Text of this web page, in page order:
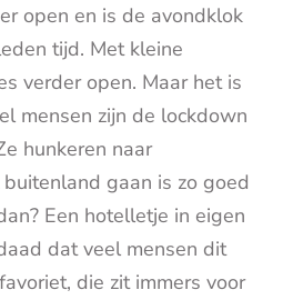
open en is de avondklok
tijd. Met kleine
verder open. Maar het is
mensen zijn de lockdown
hunkeren naar
gaan is zo goed
Een hotelletje in eigen
dat veel mensen dit
die zit immers voor